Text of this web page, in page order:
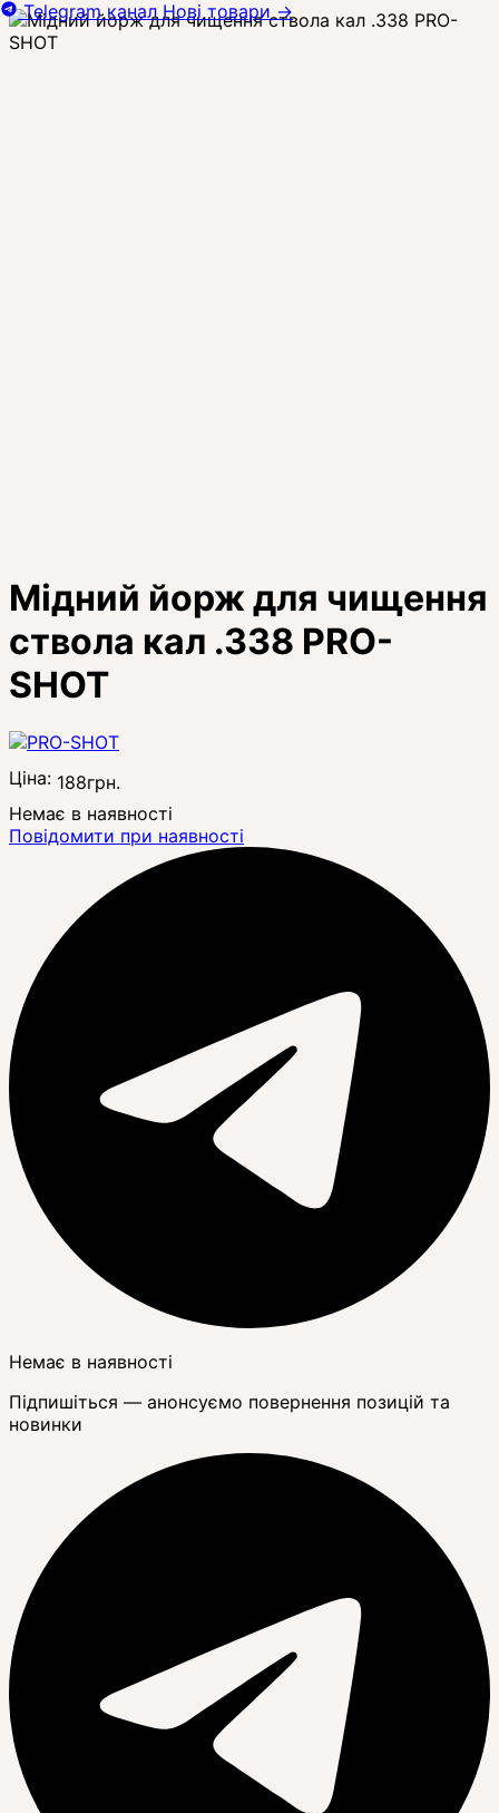
Мідний йорж для чищення
ствола кал .338 PRO-
SHOT
Ціна: 188грн.
Немає в наявності
Повідомити при наявності
Немає в наявності
Підпишіться — анонсуємо повернення позицій та
новинки
Telegram канал Нові товари→